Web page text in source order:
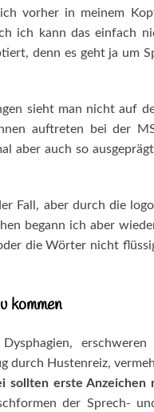
vorher in meinem
ich kann das einfach
denn es geht ja um
sieht man nicht auf
auftreten bei der
aber auch so
Fall, aber durch die
begann ich aber
die Wörter nicht
kommen
durch Hustenreiz,
sollten erste
der Sprech-